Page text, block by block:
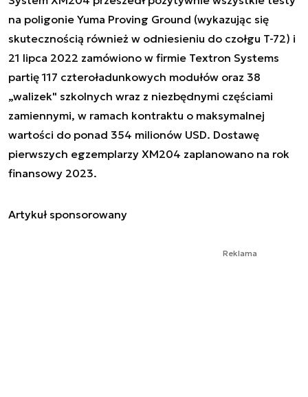
na poligonie Yuma Proving Ground (wykazując się
skutecznością również w odniesieniu do czołgu T-72) i
21 lipca 2022 zamówiono w firmie Textron Systems
partię 117 czteroładunkowych modułów oraz 38
„walizek" szkolnych wraz z niezbędnymi częściami
zamiennymi, w ramach kontraktu o maksymalnej
wartości do ponad 354 milionów USD. Dostawę
pierwszych egzemplarzy XM204 zaplanowano na rok
finansowy 2023.
Artykuł sponsorowany
Reklama